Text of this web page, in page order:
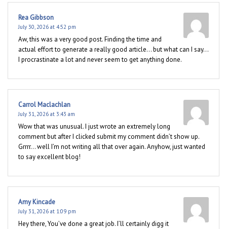
Rea Gibbson
July 30, 2026 at 4:52 pm
Aw, this was a very good post. Finding the time and
actual effort to generate a really good article… but what can I say…
I procrastinate a lot and never seem to get anything done.
Carrol Maclachlan
July 31, 2026 at 3:43 am
Wow that was unusual. I just wrote an extremely long
comment but after I clicked submit my comment didn’t show up.
Grrrr… well I’m not writing all that over again. Anyhow, just wanted
to say excellent blog!
Amy Kincade
July 31, 2026 at 1:09 pm
Hey there, You’ve done a great job. I’ll certainly digg it